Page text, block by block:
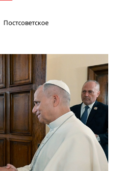
Постсоветское